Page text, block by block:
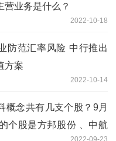
营业务是什么？
2022-10-18
防范汇率风险 中行推出
方案
2022-10-14
概念共有几支个股？9月
个股是方邦股份 、中航
2022-09-23